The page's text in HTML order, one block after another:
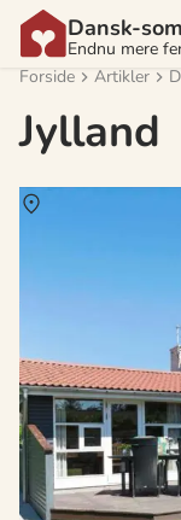
Dansk-
Endnu mere
Forside
Artikler
Jylland